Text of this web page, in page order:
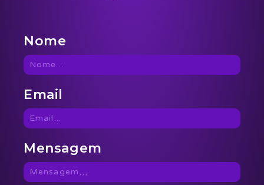
Nome
Email
Mensagem